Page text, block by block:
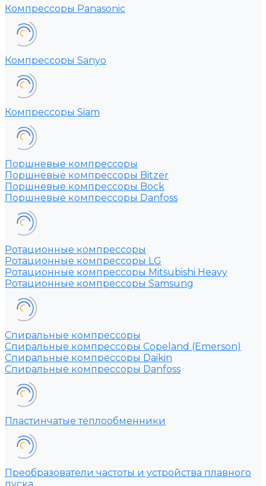
Компрессоры Panasonic
Компрессоры Sanyo
Компрессоры Siam
Поршневые компрессоры
Поршневые компрессоры Bitzer
Поршневые компрессоры Bock
Поршневые компрессоры Danfoss
Ротационные компрессоры
Ротационные компрессоры LG
Ротационные компрессоры Mitsubishi Heavy
Ротационные компрессоры Samsung
Спиральные компрессоры
Спиральные компрессоры Copeland (Emerson)
Спиральные компрессоры Daikin
Спиральные компрессоры Danfoss
Пластинчатые теплообменники
Преобразователи частоты и устройства плавного